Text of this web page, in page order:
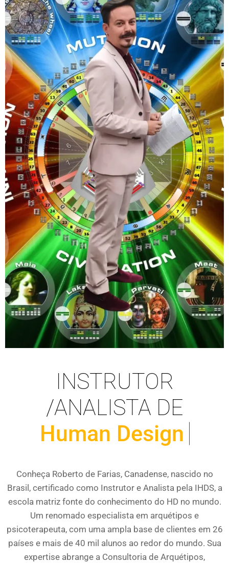
INSTRUTOR
/ANALISTA DE
Human Design
Conheça Roberto de Farias, Canadense, nascido no
Brasil, certificado como Instrutor e Analista pela IHDS, a
escola matriz fonte do conhecimento do HD no mundo.
Um renomado especialista em arquétipos e
psicoterapeuta, com uma ampla base de clientes em 26
países e mais de 40 mil alunos ao redor do mundo. Sua
expertise abrange a Consultoria de Arquétipos,